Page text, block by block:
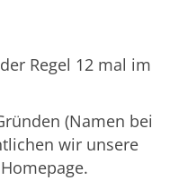
Regel 12 mal im
(Namen bei
wir unsere